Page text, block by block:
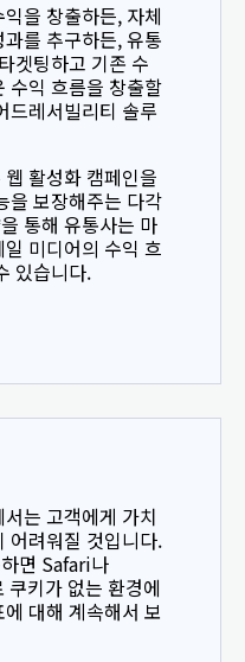
을 창출하든, 자체
를 추구하든, 유통
겟팅하고 기존 수
수익 흐름을 창출할
드레서빌리티 솔루
활성화 캠페인을
을 보장해주는 다각
통해 유통사는 마
미디어의 수익 흐
있습니다.
는 고객에게 가치
어려워질 것입니다.
면 Safari나
키가 없는 환경에
대해 계속해서 보